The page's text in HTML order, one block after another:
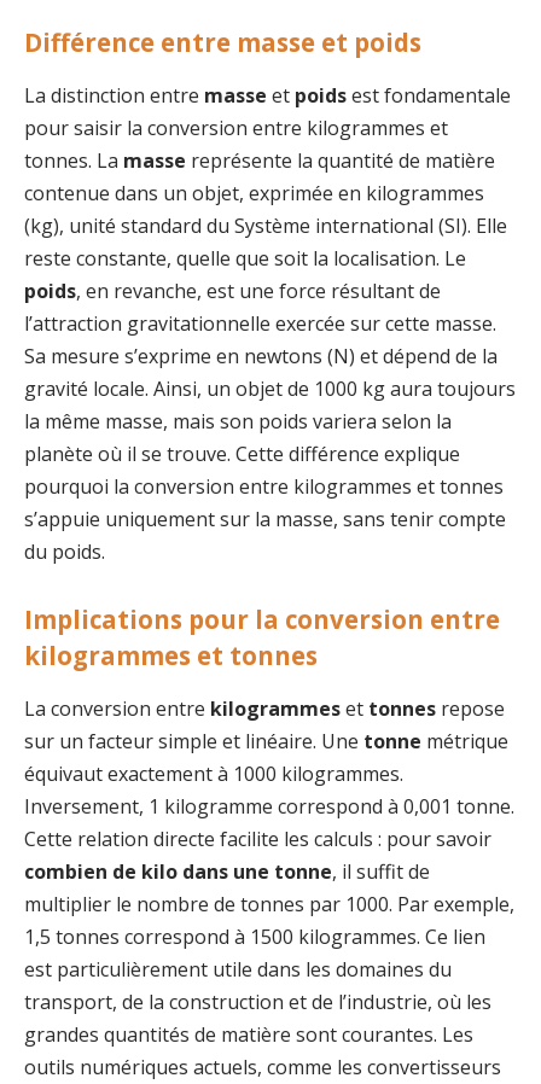
Différence entre masse et poids
La distinction entre masse et poidsest fondamentale
pour saisir la conversion entre kilogrammes et
tonnes. La masse représente la quantité de matière
contenue dans un objet, exprimée en kilogrammes
(kg), unité standard du Système international (SI). Elle
reste constante, quelle que soit la localisation. Le
poids, en revanche, est une force résultant de
l’attraction gravitationnelle exercée sur cette masse.
Sa mesure s’exprime en newtons (N) et dépend de la
gravité locale. Ainsi, un objet de 1000 kg aura toujours
la même masse, mais son poids variera selon la
planète où il se trouve. Cette différence explique
pourquoi la conversion entre kilogrammes et tonnes
s’appuie uniquement sur la masse, sans tenir compte
du poids.
Implications pour la conversion entre
kilogrammes et tonnes
La conversion entre kilogrammeset tonnes repose
sur un facteur simple et linéaire. Une tonne métrique
équivaut exactement à 1000 kilogrammes.
Inversement, 1 kilogramme correspond à 0,001 tonne.
Cette relation directe facilite les calculs : pour savoir
combien de kilo dans une tonne, il suffit de
multiplier le nombre de tonnes par 1000. Par exemple,
1,5 tonnes correspond à 1500 kilogrammes. Ce lien
est particulièrement utile dans les domaines du
transport, de la construction et de l’industrie, où les
grandes quantités de matière sont courantes. Les
outils numériques actuels, comme les convertisseurs